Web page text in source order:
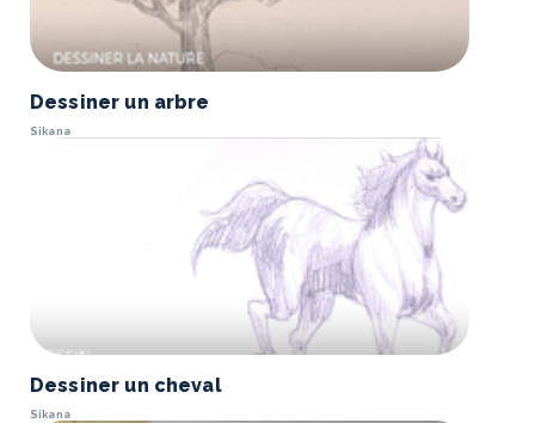
Dessiner un arbre
Sikana
Dessiner un cheval
Sikana